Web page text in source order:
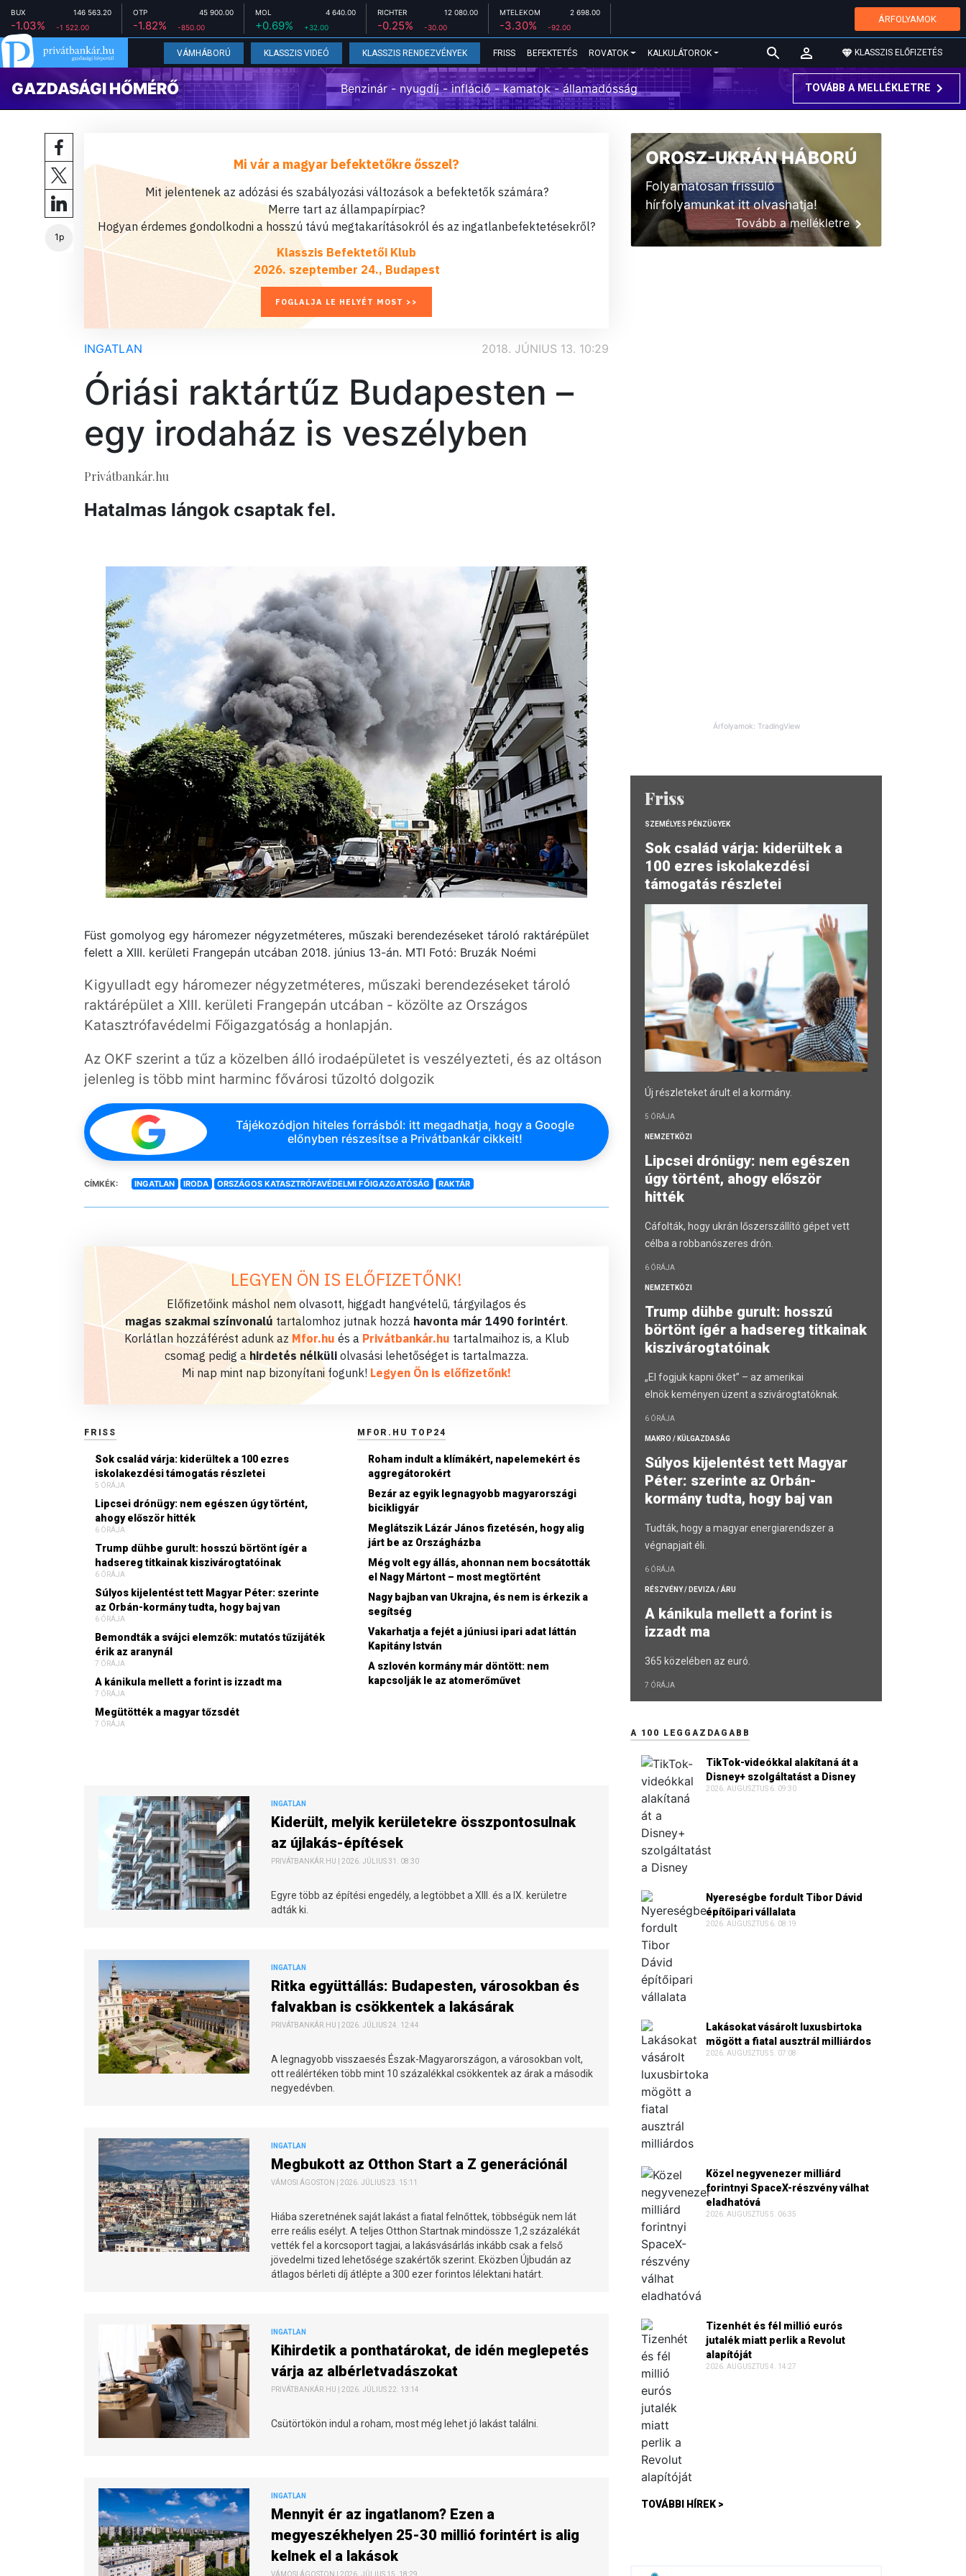
BUX 146 563.20
-1.03% -1 522.00
OTP 45 900.00
-1.82% -850.00
MOL 4 640.00
+0.69% +32.00
RICHTER 12 080.00
-0.25% -30.00
MTELEKOM 2 698.00
-3.30% -92.00
ÁRFOLYAMOK
VÁMHÁBORÚ KLASSZIS VIDEÓ KLASSZIS RENDEZVÉNYEK FRISS BEFEKTETÉS ROVATOK KALKULÁTOROK KLASSZIS ELŐFIZETÉS
GAZDASÁGI HŐMÉRŐ Benzinár - nyugdíj - infláció - kamatok - államadósság TOVÁBB A MELLÉKLETRE
1p
Mi vár a magyar befektetőkre ősszel?
Mit jelentenek az adózási és szabályozási változások a befektetők számára?
Merre tart az állampapírpiac?
Hogyan érdemes gondolkodni a hosszú távú megtakarításokról és az ingatlanbefektetésekről?
Klasszis Befektetői Klub
2026. szeptember 24., Budapest
FOGLALJA LE HELYÉT MOST >>
INGATLAN 2018. JÚNIUS 13. 10:29
Óriási raktártűz Budapesten –
egy irodaház is veszélyben
Privátbankár.hu
Hatalmas lángok csaptak fel.
Füst gomolyog egy háromezer négyzetméteres, műszaki berendezéseket tároló raktárépület
felett a XIII. kerületi Frangepán utcában 2018. június 13-án. MTI Fotó: Bruzák Noémi
Kigyulladt egy háromezer négyzetméteres, műszaki berendezéseket tároló
raktárépület a XIII. kerületi Frangepán utcában - közölte az Országos
Katasztrófavédelmi Főigazgatóság a honlapján.
Az OKF szerint a tűz a közelben álló irodaépületet is veszélyezteti, és az oltáson
jelenleg is több mint harminc fővárosi tűzoltó dolgozik
Tájékozódjon hiteles forrásból: itt megadhatja, hogy a Google
előnyben részesítse a Privátbankár cikkeit!
CÍMKÉK: INGATLAN IRODA ORSZÁGOS KATASZTRÓFAVÉDELMI FŐIGAZGATÓSÁG RAKTÁR
LEGYEN ÖN IS ELŐFIZETŐNK!
Előfizetőink máshol nem olvasott, higgadt hangvételű, tárgyilagos és
magas szakmai színvonalú tartalomhoz jutnak hozzá havonta már 1490 forintért.
Korlátlan hozzáférést adunk az Mfor.hu és a Privátbankár.hu tartalmaihoz is, a Klub
csomag pedig a hirdetés nélküli olvasási lehetőséget is tartalmazza.
Mi nap mint nap bizonyítani fogunk! Legyen Ön is előfizetőnk!
FRISS
Sok család várja: kiderültek a 100 ezres
iskolakezdési támogatás részletei
5 ÓRÁJA
Lipcsei drónügy: nem egészen úgy történt,
ahogy először hitték
6 ÓRÁJA
Trump dühbe gurult: hosszú börtönt ígér a
hadsereg titkainak kiszivárogtatóinak
6 ÓRÁJA
Súlyos kijelentést tett Magyar Péter: szerinte
az Orbán-kormány tudta, hogy baj van
6 ÓRÁJA
Bemondták a svájci elemzők: mutatós tűzijáték
érik az aranynál
7 ÓRÁJA
A kánikula mellett a forint is izzadt ma
7 ÓRÁJA
Megütötték a magyar tőzsdét
7 ÓRÁJA
MFOR.HU TOP24
Roham indult a klímákért, napelemekért és
aggregátorokért
Bezár az egyik legnagyobb magyarországi
bicikligyár
Meglátszik Lázár János fizetésén, hogy alig
járt be az Országházba
Még volt egy állás, ahonnan nem bocsátották
el Nagy Mártont – most megtörtént
Nagy bajban van Ukrajna, és nem is érkezik a
segítség
Vakarhatja a fejét a júniusi ipari adat láttán
Kapitány István
A szlovén kormány már döntött: nem
kapcsolják le az atomerőművet
INGATLAN
Kiderült, melyik kerületekre összpontosulnak
az újlakás-építések
PRIVÁTBANKÁR.HU | 2026. JÚLIUS 31. 08:30
Egyre több az építési engedély, a legtöbbet a XIII. és a IX. kerületre
adták ki.
INGATLAN
Ritka együttállás: Budapesten, városokban és
falvakban is csökkentek a lakásárak
PRIVÁTBANKÁR.HU | 2026. JÚLIUS 24. 12:44
A legnagyobb visszaesés Észak-Magyarországon, a városokban volt,
ott reálértéken több mint 10 százalékkal csökkentek az árak a második
negyedévben.
INGATLAN
Megbukott az Otthon Start a Z generációnál
VÁMOSI ÁGOSTON | 2026. JÚLIUS 23. 15:11
Hiába szeretnének saját lakást a fiatal felnőttek, többségük nem lát
erre reális esélyt. A teljes Otthon Startnak mindössze 1,2 százalékát
vették fel a korcsoport tagjai, a lakásvásárlás inkább csak a felső
jövedelmi tized lehetősége szakértők szerint. Eközben Újbudán az
átlagos bérleti díj átlépte a 300 ezer forintos lélektani határt.
INGATLAN
Kihirdetik a ponthatárokat, de idén meglepetés
várja az albérletvadászokat
PRIVÁTBANKÁR.HU | 2026. JÚLIUS 22. 13:14
Csütörtökön indul a roham, most még lehet jó lakást találni.
INGATLAN
Mennyit ér az ingatlanom? Ezen a
megyeszékhelyen 25-30 millió forintért is alig
kelnek el a lakások
VÁMOSI ÁGOSTON | 2026. JÚLIUS 15. 18:29
OROSZ-UKRÁN HÁBORÚ
Folyamatosan frissülő
hírfolyamunkat itt olvashatja!
Tovább a mellékletre
Árfolyamok: TradingView
Friss
SZEMÉLYES PÉNZÜGYEK
Sok család várja: kiderültek a
100 ezres iskolakezdési
támogatás részletei
Új részleteket árult el a kormány.
5 ÓRÁJA
NEMZETKÖZI
Lipcsei drónügy: nem egészen
úgy történt, ahogy először
hitték
Cáfolták, hogy ukrán lőszerszállító gépet vett
célba a robbanószeres drón.
6 ÓRÁJA
NEMZETKÖZI
Trump dühbe gurult: hosszú
börtönt ígér a hadsereg titkainak
kiszivárogtatóinak
„El fogjuk kapni őket” – az amerikai
elnök keményen üzent a szivárogtatóknak.
6 ÓRÁJA
MAKRO / KÜLGAZDASÁG
Súlyos kijelentést tett Magyar
Péter: szerinte az Orbán-
kormány tudta, hogy baj van
Tudták, hogy a magyar energiarendszer a
végnapjait éli.
6 ÓRÁJA
RÉSZVÉNY / DEVIZA / ÁRU
A kánikula mellett a forint is
izzadt ma
365 közelében az euró.
7 ÓRÁJA
A 100 LEGGAZDAGABB
TikTok-videókkal alakítaná át a
Disney+ szolgáltatást a Disney
2026. AUGUSZTUS 6. 09:30
Nyereségbe fordult Tibor Dávid
építőipari vállalata
2026. AUGUSZTUS 6. 08:19
Lakásokat vásárolt luxusbirtoka
mögött a fiatal ausztrál milliárdos
2026. AUGUSZTUS 5. 07:08
Közel negyvenezer milliárd
forintnyi SpaceX-részvény válhat
eladhatóvá
2026. AUGUSZTUS 5. 06:35
Tizenhét és fél millió eurós
jutalék miatt perlik a Revolut
alapítóját
2026. AUGUSZTUS 4. 14:27
TOVÁBBI HÍREK >